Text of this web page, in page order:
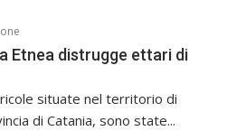
Etnea distrugge ettari di
situate nel territorio di
di Catania, sono state...